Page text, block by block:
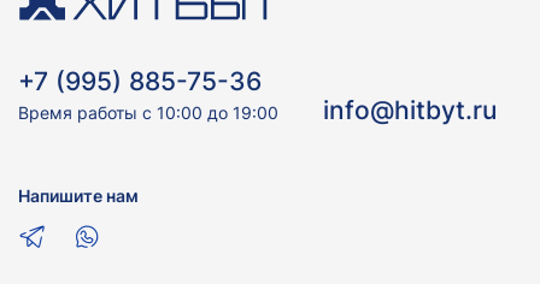
+7 (995) 885-75-36
Время работы с 10:00 до 19:00 info@hitbyt.ru
Напишите нам